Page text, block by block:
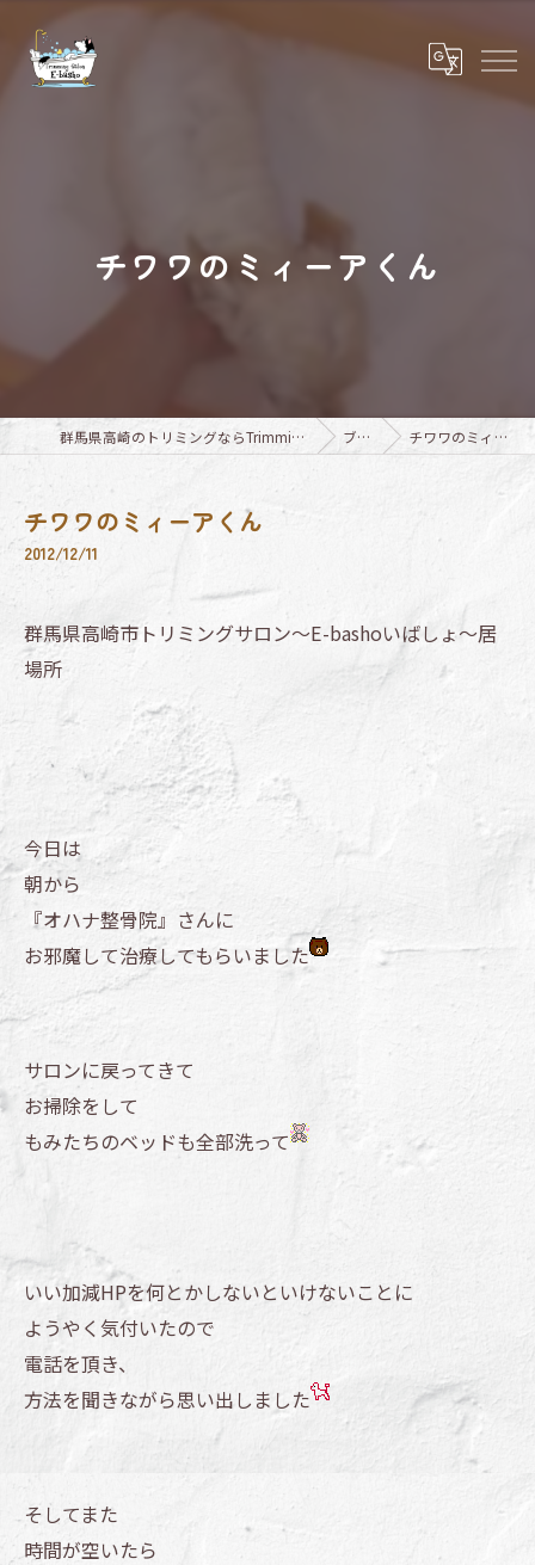
チワワのミィーアくん
群馬県高崎のトリミングならTrimming Salon E-basho ブログ チワワのミィーアくん
チワワのミィーアくん
2012/12/11
群馬県高崎市トリミングサロン～E-bashoいばしょ～居
場所
今日は
朝から
『オハナ整骨院』さんに
お邪魔して治療してもらいました
サロンに戻ってきて
お掃除をして
もみたちのベッドも全部洗って
いい加減HPを何とかしないといけないことに
ようやく気付いたので
電話を頂き、
方法を聞きながら思い出しました
そしてまた
時間が空いたら